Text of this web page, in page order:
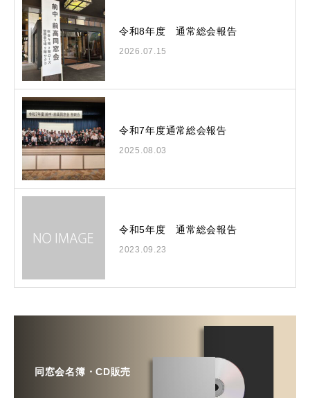
令和8年度 通常総会報告
2026.07.15
令和7年度通常総会報告
2025.08.03
令和5年度 通常総会報告
2023.09.23
同窓会名簿・CD販売